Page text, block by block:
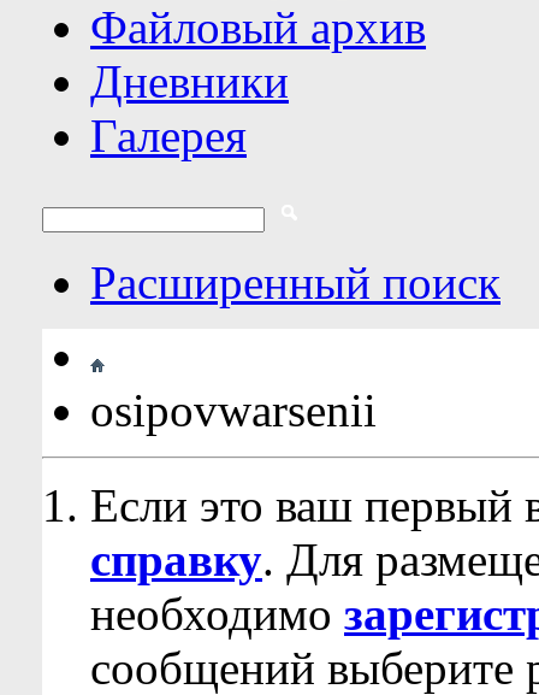
Файловый архив
Дневники
Галерея
Расширенный поиск
osipovwarsenii
Если это ваш первый
справку. Для
необходимо
сообщений выберите